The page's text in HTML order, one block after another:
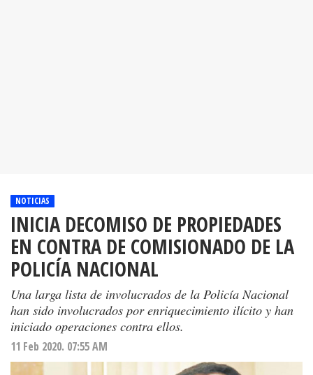
NOTICIAS
INICIA DECOMISO DE PROPIEDADES
EN CONTRA DE COMISIONADO DE LA
POLICÍA NACIONAL
Una larga lista de involucrados de la Policía Nacional
han sido involucrados por enriquecimiento ilícito y han
iniciado operaciones contra ellos.
11 Feb 2020. 07:55 AM